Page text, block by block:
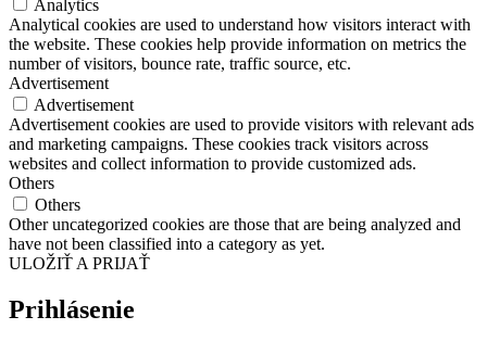
Analytics
Analytical cookies are used to understand how visitors interact with
the website. These cookies help provide information on metrics the
number of visitors, bounce rate, traffic source, etc.
Advertisement
Advertisement
Advertisement cookies are used to provide visitors with relevant ads
and marketing campaigns. These cookies track visitors across
websites and collect information to provide customized ads.
Others
Others
Other uncategorized cookies are those that are being analyzed and
have not been classified into a category as yet.
ULOŽIŤ A PRIJAŤ
Prihlásenie